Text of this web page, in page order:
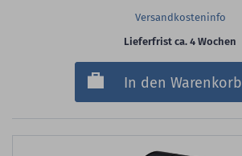
Versandkosteninfo
Lieferfrist ca. 4 Wochen
In den Warenkorb